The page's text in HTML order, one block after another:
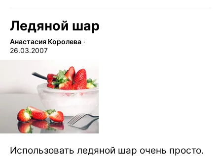
Ледяной шар
Анастасия Королева ∙
26.03.2007
Использовать ледяной шар очень просто.